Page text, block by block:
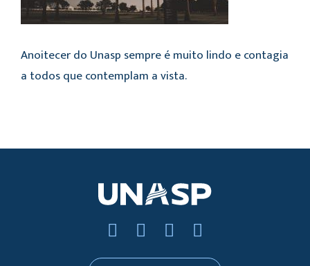
Anoitecer do Unasp sempre é muito lindo e contagia
a todos que contemplam a vista.